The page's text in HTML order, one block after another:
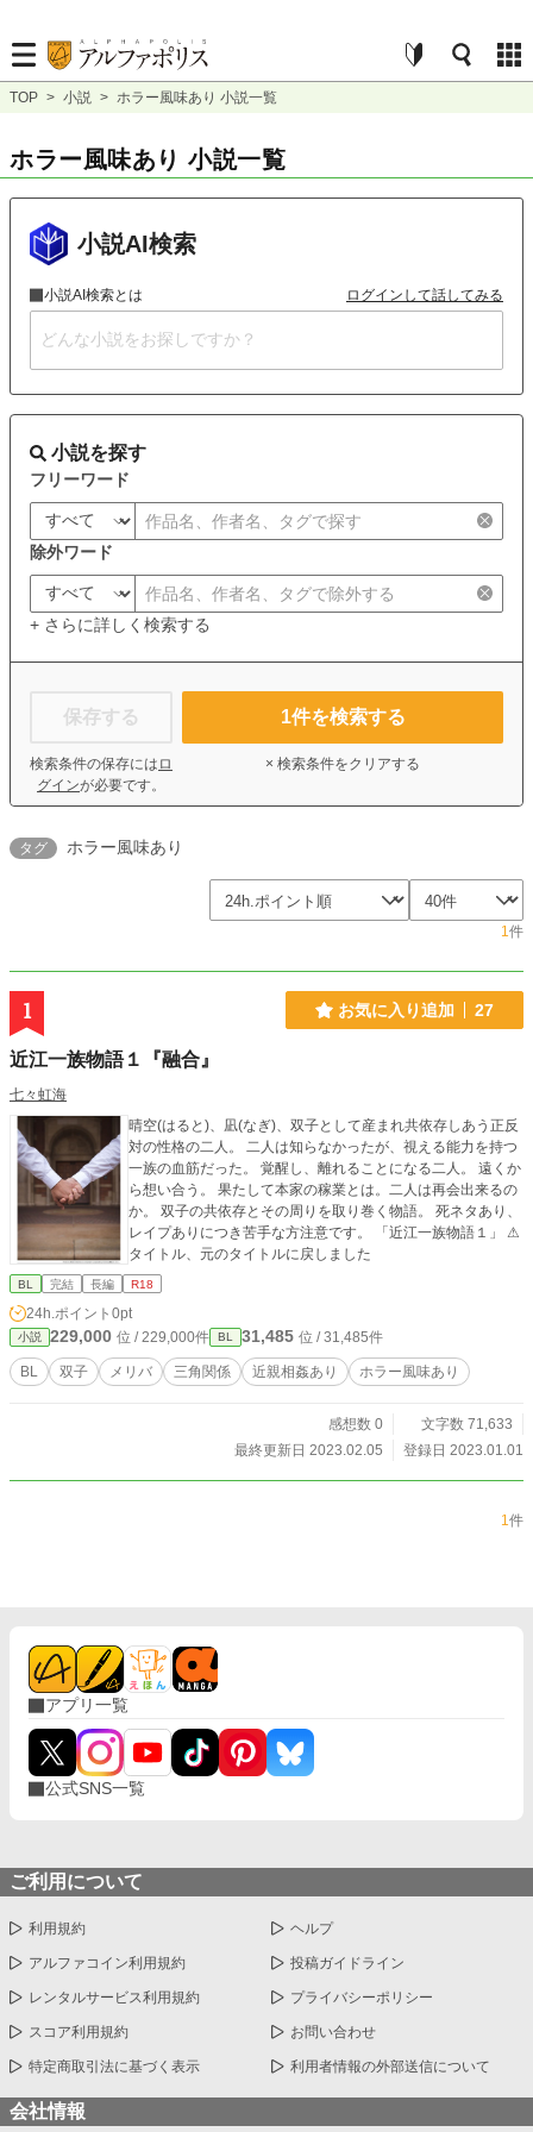
TOP > 小説 > ホラー風味あり 小説一覧
ホラー風味あり 小説一覧
小説AI検索
小説AI検索とは ログインして話してみる
小説を探す
フリーワード
除外ワード
+ さらに詳しく検索する
保存する
検索条件の保存には ロ
グインが必要です。
1件を検索する
× 検索条件をクリアする
タグ ホラー風味あり
1件
1 お気に入り追加 27
近江一族物語１『融合』
七々虹海
晴空(はると)、凪(なぎ)、双子として産まれ共依存しあう正反
対の性格の二人。 二人は知らなかったが、視える能力を持つ
一族の血筋だった。 覚醒し、離れることになる二人。 遠くか
ら想い合う。 果たして本家の稼業とは。二人は再会出来るの
か。 双子の共依存とその周りを取り巻く物語。 死ネタあり、
レイプありにつき苦手な方注意です。 「近江一族物語１」 ⚠
タイトル、元のタイトルに戻しました
BL 完結 長編 R18
24h.ポイント 0pt
小説 229,000 位 / 229,000件 BL 31,485 位 / 31,485件
BL 双子 メリバ 三角関係 近親相姦あり ホラー風味あり
感想数 0
文字数 71,633
最終更新日 2023.02.05
登録日 2023.01.01
1件
アプリ一覧
公式SNS一覧
ご利用について
利用規約 ヘルプ
アルファコイン利用規約 投稿ガイドライン
レンタルサービス利用規約 プライバシーポリシー
スコア利用規約 お問い合わせ
特定商取引法に基づく表示 利用者情報の外部送信について
会社情報